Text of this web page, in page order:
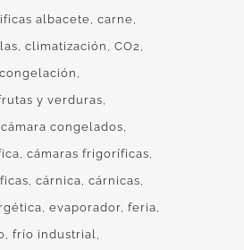
albacete
carne
climatización
CO2
congelación
y verduras
cámara congelados
cámaras frigoríficas
cárnica cárnicas
evaporador feria
frío industrial